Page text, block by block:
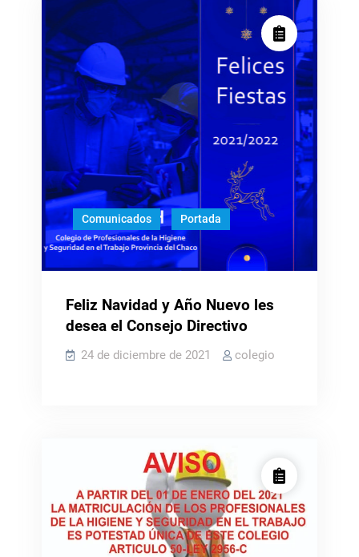
Comunicados Portada
Feliz Navidad y Año Nuevo les
desea el Consejo Directivo
24 de diciembre de 2021 colegio